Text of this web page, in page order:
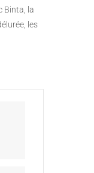
Binta, la
les